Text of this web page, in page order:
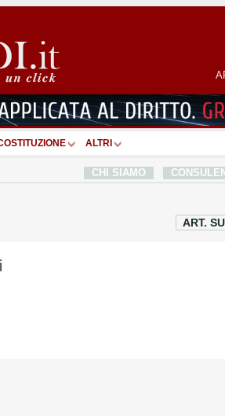
ALTRI
CHI SIAMO
ART.